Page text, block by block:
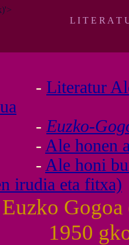
L I T E R A T
- Literatur
- Euzko-
- Ale honen
- Ale honi
irudia eta fitxa)
Gogoa
1950